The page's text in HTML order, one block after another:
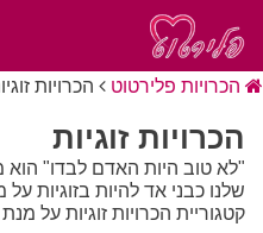
הכרויות פלירטוט הכרויות
הכרויות זוגיות
"לא טוב היות האדם לבדו"
שלנו כבני אד להיות בזוגיות
קטגוריית הכרויות זוגיות על